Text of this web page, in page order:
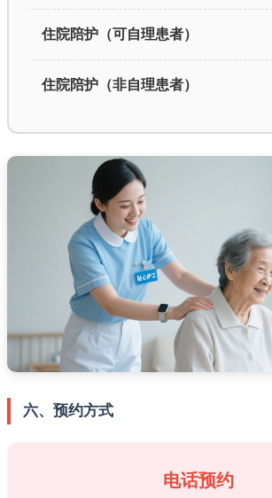
住院陪护（可自理患者）
住院陪护（非自理患者）
六、预约方式
电话预约